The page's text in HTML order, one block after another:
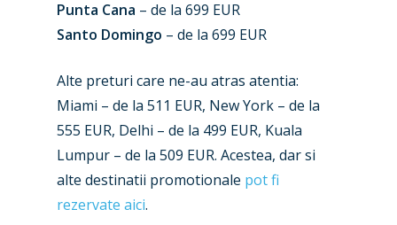
Punta Cana – de la 699 EUR
Santo Domingo – de la 699 EUR
Alte preturi care ne-au atras atentia:
Miami – de la 511 EUR, New York – de la
555 EUR, Delhi – de la 499 EUR, Kuala
Lumpur – de la 509 EUR. Acestea, dar si
alte destinatii promotionale pot fi
rezervate aici.
New Routes
Industry
Accidents / Incidents
Airshows